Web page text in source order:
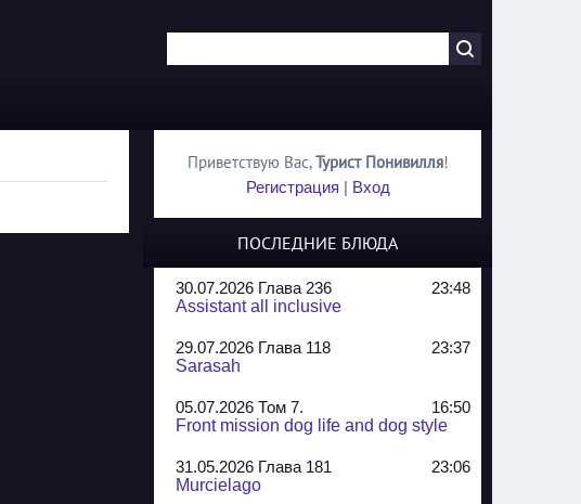
Приветствую Вас,Турист Понивилля!
Регистрация | Вход
ПОСЛЕДНИЕ БЛЮДА
30.07.2026 Глава 236
23:48
Assistant all inclusive
29.07.2026 Глава 118
23:37
Sarasah
05.07.2026 Том 7.
16:50
Front mission dog life and dog style
31.05.2026 Глава 181
23:06
Murcielago